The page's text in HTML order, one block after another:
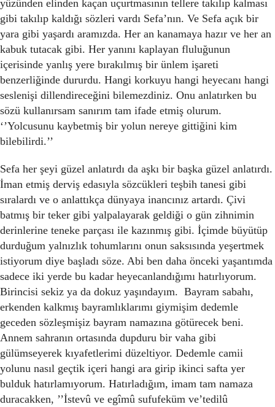
yüzünden elinden kaçan uçurtmasının tellere takılıp kalması
gibi takılıp kaldığı sözleri vardı Sefa’nın. Ve Sefa açık bir
yara gibi yaşardı aramızda. Her an kanamaya hazır ve her an
kabuk tutacak gibi. Her yanını kaplayan fluluğunun
içerisinde yanlış yere bırakılmış bir ünlem işareti
benzerliğinde dururdu. Hangi korkuyu hangi heyecanı hangi
seslenişi dillendireceğini bilemezdiniz. Onu anlatırken bu
sözü kullanırsam sanırım tam ifade etmiş olurum.
‘’Yolcusunu kaybetmiş bir yolun nereye gittiğini kim
bilebilirdi.’’
Sefa her şeyi güzel anlatırdı da aşkı bir başka güzel anlatırdı.
İman etmiş derviş edasıyla sözcükleri teşbih tanesi gibi
sıralardı ve o anlattıkça dünyaya inancınız artardı. Çivi
batmış bir teker gibi yalpalayarak geldiği o gün zihnimin
derinlerine teneke parçası ile kazınmış gibi. İçimde büyütüp
durduğum yalnızlık tohumlarını onun saksısında yeşertmek
istiyorum diye başladı söze. Abi ben daha önceki yaşantımda
sadece iki yerde bu kadar heyecanlandığımı hatırlıyorum.
Birincisi sekiz ya da dokuz yaşındayım. Bayram sabahı,
erkenden kalkmış bayramlıklarımı giymişim dedemle
geceden sözleşmişiz bayram namazına götürecek beni.
Annem sahranın ortasında dupduru bir vaha gibi
gülümseyerek kıyafetlerimi düzeltiyor. Dedemle camii
yolunu nasıl geçtik içeri hangi ara girip ikinci safta yer
bulduk hatırlamıyorum. Hatırladığım, imam tam namaza
duracakken, ’’İstevû ve egîmû sufufeküm ve’tedilû